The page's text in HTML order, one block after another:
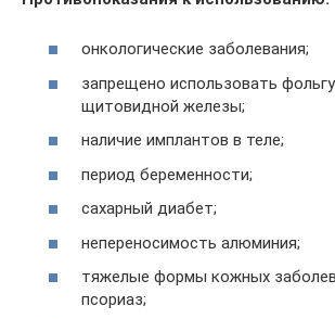
онкологические заболевания;
запрещено использовать
щитовидной железы;
наличие имплантов в теле;
период беременности;
сахарный диабет;
непереносимость алюминия;
тяжелые формы кожных
псориаз;